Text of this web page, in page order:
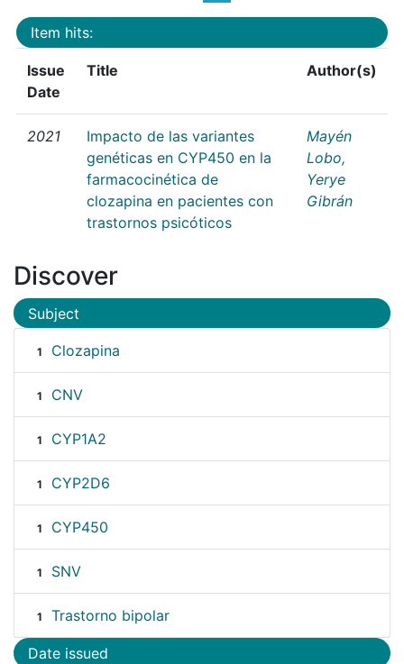
Item hits:
Issue
Date
Title Author(s)
2021
Impacto de las variantes
genéticas en CYP450 en la
farmacocinética de
clozapina en pacientes con
trastornos psicóticos
Mayén
Lobo,
Yerye
Gibrán
Discover
Subject
1 Clozapina
1 CNV
1 CYP1A2
1 CYP2D6
1 CYP450
1 SNV
1 Trastorno bipolar
Date issued